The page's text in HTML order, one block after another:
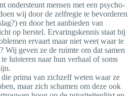
ondersteunt mensen met een psycho-
wij door de zelfregie te bevorderen
en door het aanbieden van
op herstel. Ervaringskennis staat bij
ervaart maar niet weet waar te
Wij geven ze de ruimte om dat samen
luisteren naar hun verhaal of soms
prima van zichzelf weten waar ze
maar zich schamen om deze ook